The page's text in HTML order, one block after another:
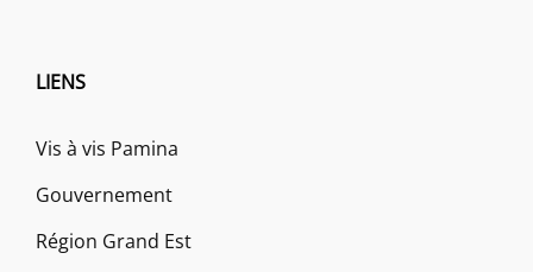
LIENS
Vis à vis Pamina
Gouvernement
Région Grand Est